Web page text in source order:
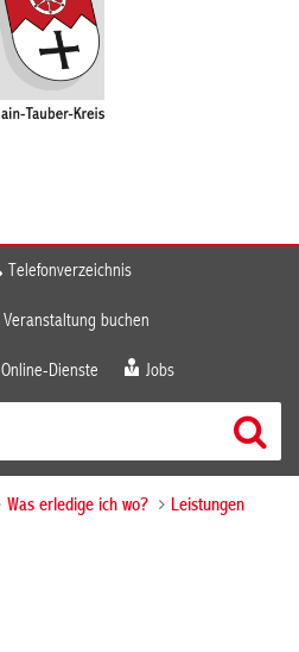
Telefonverzeichnis
Veranstaltung buchen
Online-Dienste Jobs
Was erledige ich wo? Leistungen